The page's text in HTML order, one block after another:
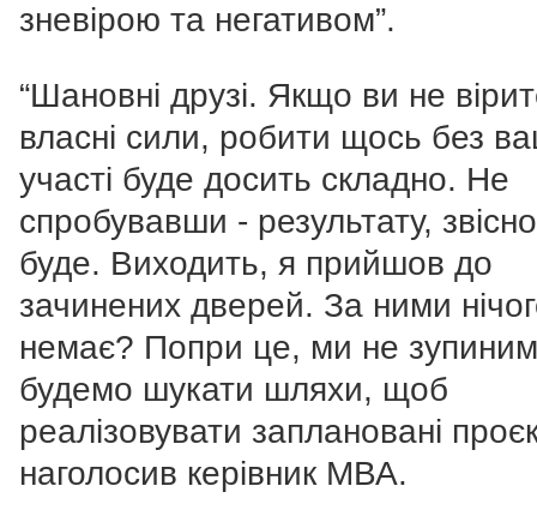
зневірою та негативом”.
“Шановні друзі. Якщо ви не
власні сили, робити щось без
участі буде досить складно. Не
спробувавши - результату,
буде. Виходить, я прийшов до
зачинених дверей. За ними
немає? Попри це, ми не
будемо шукати шляхи, щоб
реалізовувати заплановані
наголосив керівник МВА.